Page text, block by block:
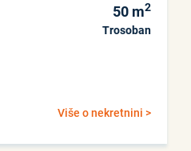
50 m2
Trosoban
Više o nekretnini >